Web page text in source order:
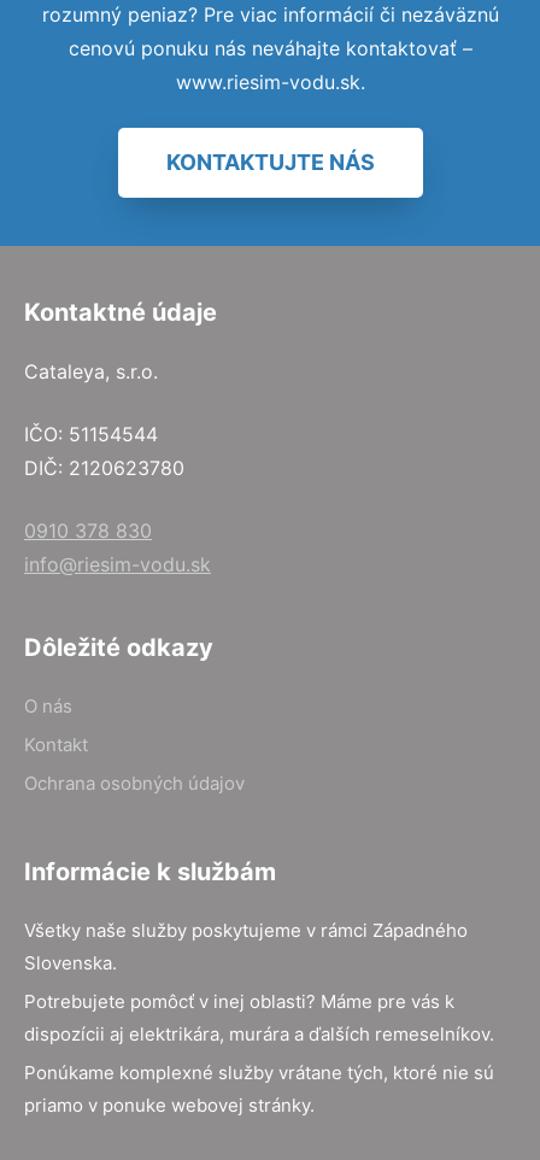
rozumný peniaz? Pre viac informácií či nezáväznú
cenovú ponuku nás neváhajte kontaktovať –
www.riesim-vodu.sk.
KONTAKTUJTE NÁS
Kontaktné údaje
Cataleya, s.r.o.
IČO: 51154544
DIČ: 2120623780
0910 378 830
info@riesim-vodu.sk
Dôležité odkazy
O nás
Kontakt
Ochrana osobných údajov
Informácie k službám
Všetky naše služby poskytujeme v rámci Západného
Slovenska.
Potrebujete pomôcť v inej oblasti? Máme pre vás k
dispozícii aj elektrikára, murára a ďalších remeselníkov.
Ponúkame komplexné služby vrátane tých, ktoré nie sú
priamo v ponuke webovej stránky.